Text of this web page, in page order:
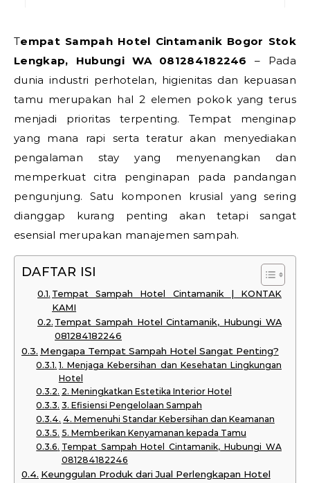
Tempat Sampah Hotel Cintamanik Bogor Stok
Lengkap, Hubungi WA 081284182246 – Pada
dunia industri perhotelan, higienitas dan kepuasan
tamu merupakan hal 2 elemen pokok yang terus
menjadi prioritas terpenting. Tempat menginap
yang mana rapi serta teratur akan menyediakan
pengalaman stay yang menyenangkan dan
memperkuat citra penginapan pada pandangan
pengunjung. Satu komponen krusial yang sering
dianggap kurang penting akan tetapi sangat
esensial merupakan manajemen sampah.
DAFTAR ISI
Tempat Sampah Hotel Cintamanik | KONTAK
KAMI
Tempat Sampah Hotel Cintamanik, Hubungi WA
081284182246
Mengapa Tempat Sampah Hotel Sangat Penting?
1. Menjaga Kebersihan dan Kesehatan Lingkungan
Hotel
2. Meningkatkan Estetika Interior Hotel
3. Efisiensi Pengelolaan Sampah
4. Memenuhi Standar Kebersihan dan Keamanan
5. Memberikan Kenyamanan kepada Tamu
Tempat Sampah Hotel Cintamanik, Hubungi WA
081284182246
Keunggulan Produk dari Jual Perlengkapan Hotel